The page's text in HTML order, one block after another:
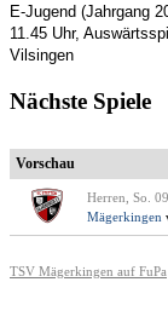
E-Jugend (Jahrgang
11.45 Uhr,
Vilsingen
Nächste Spiele
Vorschau
Herren, So.
Mägerkingen
TSV Mägerkingen auf FuPa